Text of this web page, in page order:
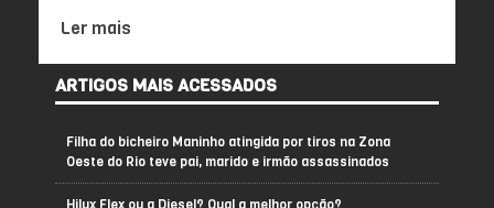
Ler mais
ARTIGOS MAIS ACESSADOS
Filha do bicheiro Maninho atingida por tiros na Zona
Oeste do Rio teve pai, marido e irmão assassinados